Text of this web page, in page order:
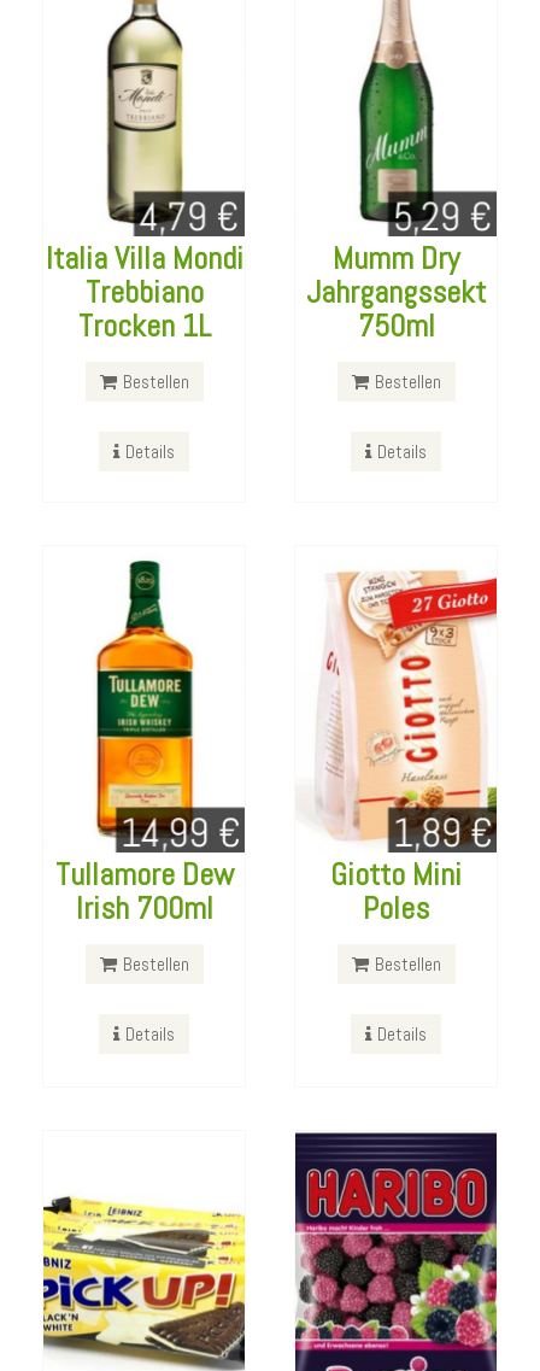
Italia Villa Mondi
Trebbiano
Trocken 1L
Bestellen
Details
Mumm Dry
Jahrgangssekt
750ml
Bestellen
Details
Tullamore Dew
Irish 700ml
Bestellen
Details
Tullamore Dew
Irish 700ml
Giotto Mini
Poles
Bestellen
Details
Giotto Mini
Poles
Pickup
Black&White
Haribo Berries